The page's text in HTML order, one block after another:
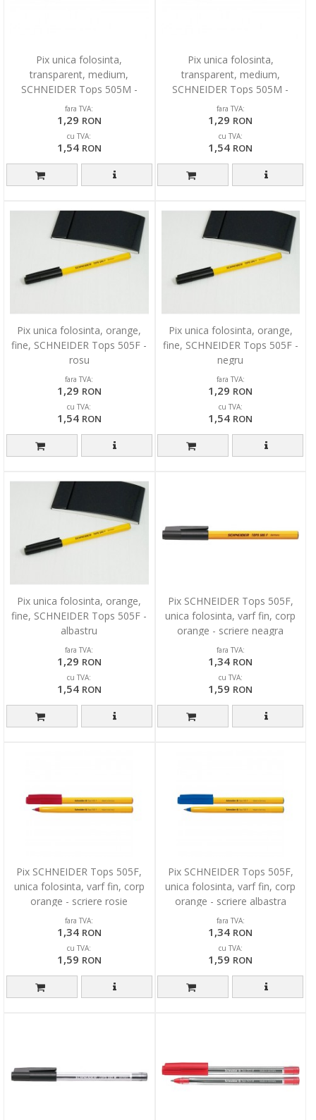
Pix unica folosinta,
transparent, medium,
SCHNEIDER Tops 505M -
verde
fara TVA:
1,29 RON
cu TVA:
1,54 RON
Pix unica folosinta,
transparent, medium,
SCHNEIDER Tops 505M -
albastru
fara TVA:
1,29 RON
cu TVA:
1,54 RON
Pix unica folosinta, orange,
fine, SCHNEIDER Tops 505F -
rosu
fara TVA:
1,29 RON
cu TVA:
1,54 RON
Pix unica folosinta, orange,
fine, SCHNEIDER Tops 505F -
negru
fara TVA:
1,29 RON
cu TVA:
1,54 RON
Pix unica folosinta, orange,
fine, SCHNEIDER Tops 505F -
albastru
fara TVA:
1,29 RON
cu TVA:
1,54 RON
Pix SCHNEIDER Tops 505F,
unica folosinta, varf fin, corp
orange - scriere neagra
fara TVA:
1,34 RON
cu TVA:
1,59 RON
Pix SCHNEIDER Tops 505F,
unica folosinta, varf fin, corp
orange - scriere rosie
fara TVA:
1,34 RON
cu TVA:
1,59 RON
Pix SCHNEIDER Tops 505F,
unica folosinta, varf fin, corp
orange - scriere albastra
fara TVA:
1,34 RON
cu TVA:
1,59 RON